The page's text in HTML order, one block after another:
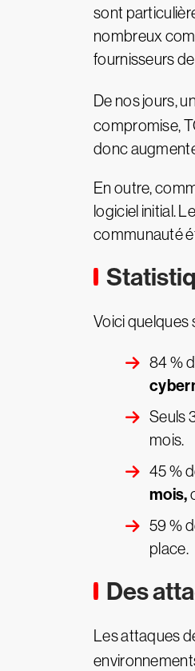
sont
nombreux
fournisseurs
De nos jours,
compromise,
donc
En outre,
logiciel initial.
communauté
Voici quelques
84 %
Seuls
mois.
45 %
mois,
59 %
place.
Des
Les attaques